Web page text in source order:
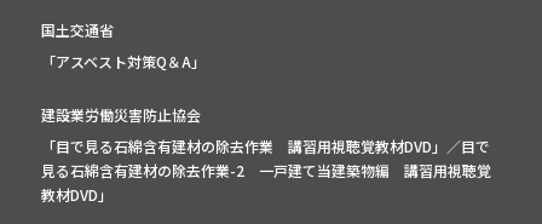
国土交通省
「アスベスト対策Q＆A」
建設業労働災害防止協会
「目で見る石綿含有建材の除去作業 講習用視聴覚教材DVD」／目で
見る石綿含有建材の除去作業-2 一戸建て当建築物編 講習用視聴覚
教材DVD」